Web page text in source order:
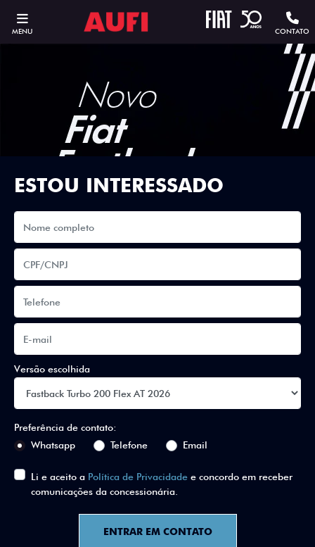
MENU CONTATO
ESTOU INTERESSADO
Versão escolhida
Preferência de contato:
Whatsapp
Telefone Email
Li e aceito a Política de Privacidade e concordo em receber
comunicações da concessionária.
ENTRAR EM CONTATO